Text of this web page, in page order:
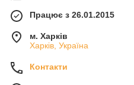
Працює з 26.01.2015
м. Харків
Харків, Україна
Контакти